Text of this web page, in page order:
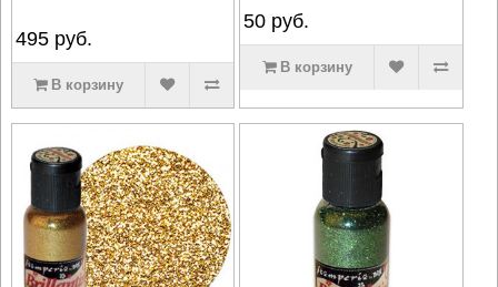
495руб.
В корзину
50 руб.
В корзину